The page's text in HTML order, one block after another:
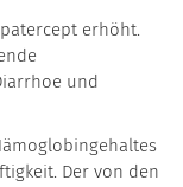
erhöht.
und
Der von den